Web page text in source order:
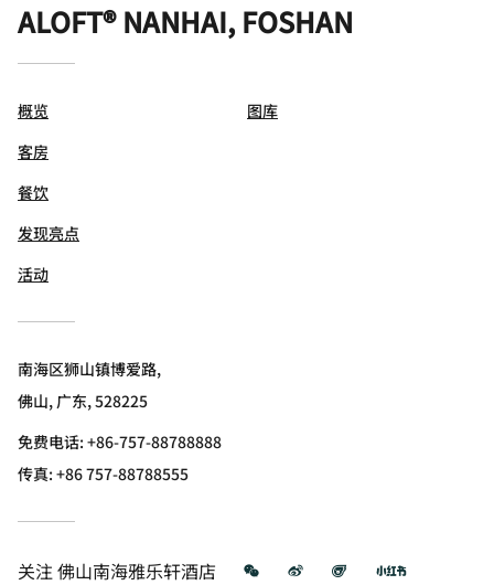
ALOFT® NANHAI, FOSHAN
概览
客房
餐饮
发现亮点
活动
图库
南海区狮山镇博爱路,
佛山, 广东, 528225
免费电话:+86-757-88788888
传真:+86 757-88788555
关注佛山南海雅乐轩酒店 微信 微博 飞猪 小红书